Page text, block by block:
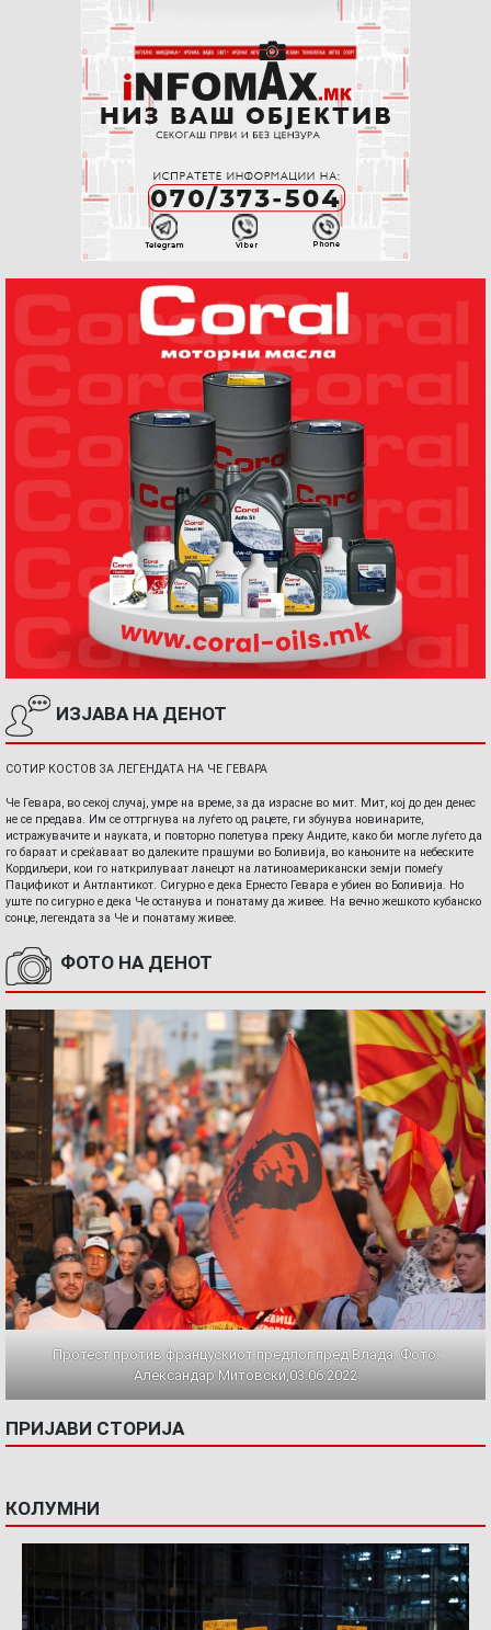
ИЗЈАВА НА ДЕНОТ
СОТИР КОСТОВ ЗА ЛЕГЕНДАТА НА ЧЕ ГЕВАРА
Че Гевара, во секој случај, умре на време, за да израсне во мит. Мит, кој до ден денес
не се предава. Им се оттргнува на луѓето од рацете, ги збунува новинарите,
истражувачите и науката, и повторно полетува преку Андите, како би могле луѓето да
го бараат и среќаваат во далеките прашуми во Боливија, во кањоните на небеските
Кордиљери, кои го наткрилуваат ланецот на латиноамерикански земји помеѓу
Пацификот и Антлантикот. Сигурно е дека Ернесто Гевара е убиен во Боливија. Но
уште по сигурно е дека Че останува и понатаму да живее. На вечно жешкото кубанско
сонце, легендата за Че и понатаму живее.
ФОТО НА ДЕНОТ
Протест против францускиот предлог пред Влада. Фото:
Александар Митовски,03.06.2022
ПРИЈАВИ СТОРИЈА
КОЛУМНИ